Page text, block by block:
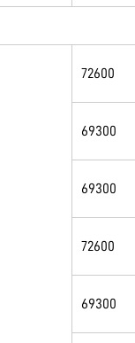
72600
69300
69300
72600
69300